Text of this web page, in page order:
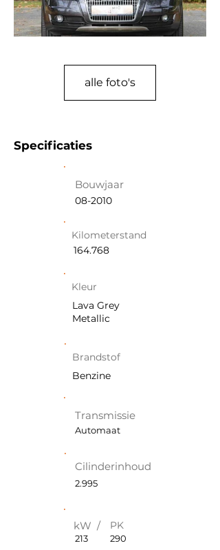
alle foto's
Specificaties
Bouwjaar
08-2010
Kilometerstand
164.768
Kleur
Lava Grey
Metallic
Brandstof
Benzine
Transmissie
Automaat
Cilinderinhoud
2.995
kW / PK
213 290